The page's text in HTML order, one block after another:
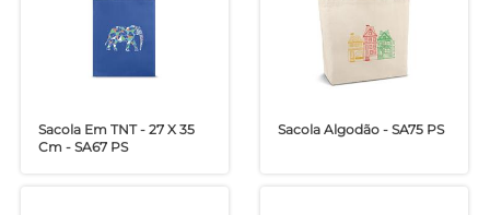
Sacola Em TNT - 27 X 35
Cm - SA67 PS
Sacola Algodão - SA75 PS